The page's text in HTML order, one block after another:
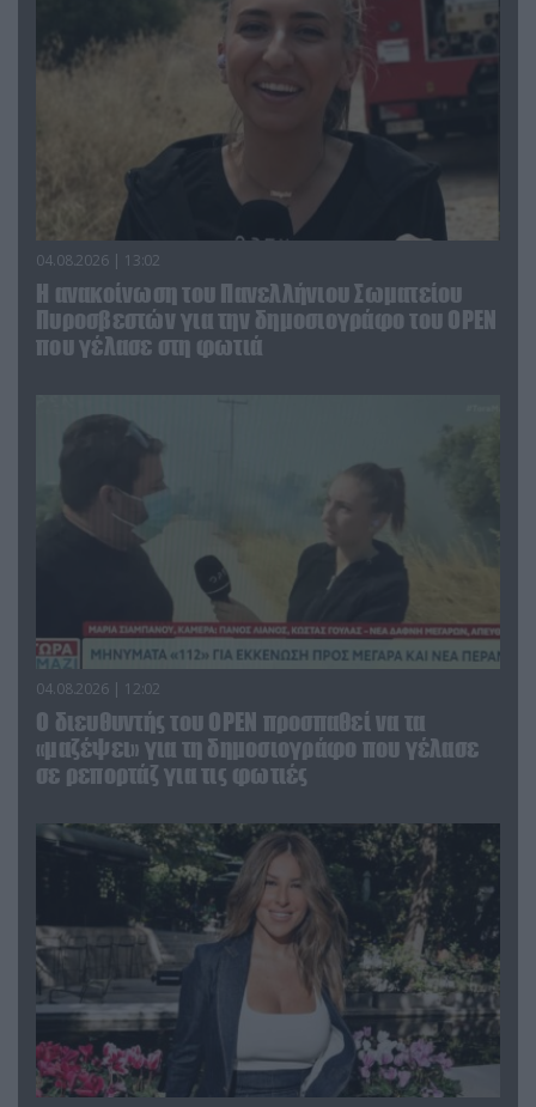
04.08.2026 | 13:02
Η ανακοίνωση του Πανελλήνιου Σωματείου
Πυροσβεστών για την δημοσιογράφο του OPEN
που γέλασε στη φωτιά
04.08.2026 | 12:02
O διευθυντής του OPEN προσπαθεί να τα
«μαζέψει» για τη δημοσιογράφο που γέλασε
σε ρεπορτάζ για τις φωτιές